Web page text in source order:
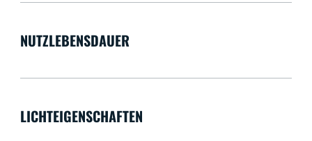
NUTZLEBENSDAUER
LICHTEIGENSCHAFTEN